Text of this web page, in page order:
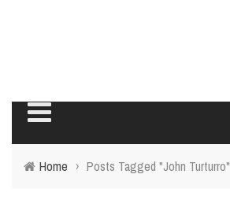
Home › Posts Tagged "John Turturro"